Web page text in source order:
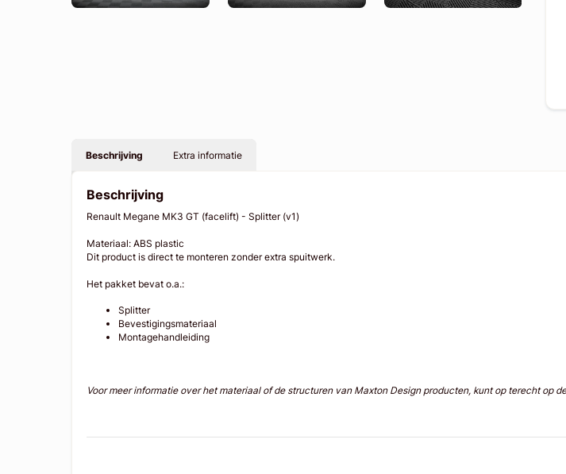
Beschrijving Extra informatie
Beschrijving
Renault Megane MK3 GT (facelift) - Splitter (v1)
Materiaal: ABS plastic
Dit product is direct te monteren zonder extra spuitwerk.
Het pakket bevat o.a.:
Splitter
Bevestigingsmateriaal
Montagehandleiding
Voor meer informatie over het materiaal of de structuren van Maxton Design producten, kunt op terecht op